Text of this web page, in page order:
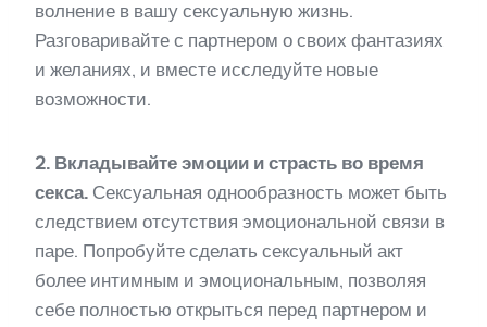
волнение в вашу сексуальную жизнь.
Разговаривайте с партнером о своих фантазиях
и желаниях, и вместе исследуйте новые
возможности.
2. Вкладывайте эмоции и страсть во время
секса. Сексуальная однообразность может быть
следствием отсутствия эмоциональной связи в
паре. Попробуйте сделать сексуальный акт
более интимным и эмоциональным, позволяя
себе полностью открыться перед партнером и